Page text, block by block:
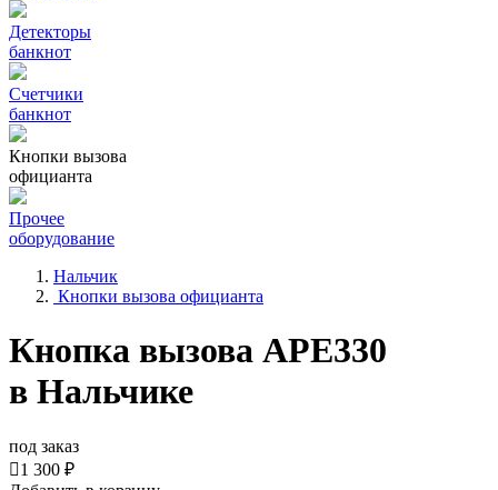
Детекторы
банкнот
Счетчики
банкнот
Кнопки вызова
официанта
Прочее
оборудование
Нальчик
Кнопки вызова официанта
Кнопка вызова АРЕ330
в Нальчике
под заказ
1 300 ₽